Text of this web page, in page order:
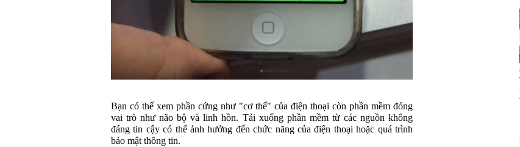
Bạn có thể xem phần cứng như "cơ thể" của điện thoại còn phần mềm đóng
vai trò như não bộ và linh hồn. Tải xuống phần mềm từ các nguồn không
đáng tin cậy có thể ảnh hưởng đến chức năng của điện thoại hoặc quá trình
bảo mật thông tin.